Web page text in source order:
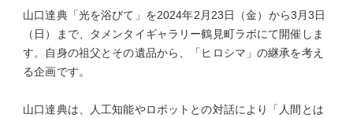
山口達典「光を浴びて」を2024年2月23日（⾦）から3月3日
（⽇）まで、タメンタイギャラリー鶴見町ラボにて開催しま
す。自身の祖父とその遺品から、「ヒロシマ」の継承を考え
る企画です。
山口達典は、人工知能やロボットとの対話により「人間とは